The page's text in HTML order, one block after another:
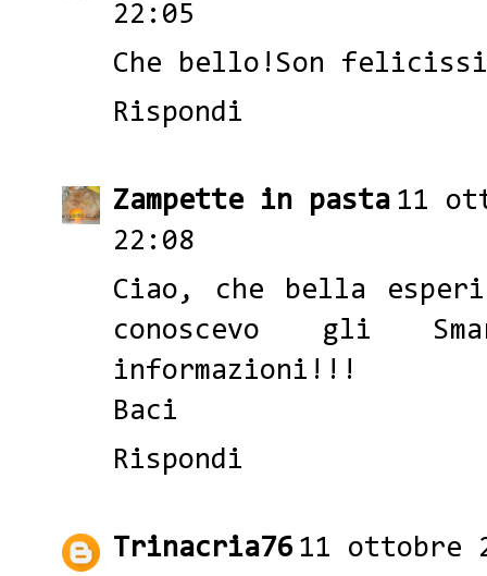
22:05
Che bello!Son
Rispondi
Zampette in pasta 11
22:08
Ciao, che bella
conoscevo gli
informazioni!!!
Baci
Rispondi
Trinacria76 11 ottobre